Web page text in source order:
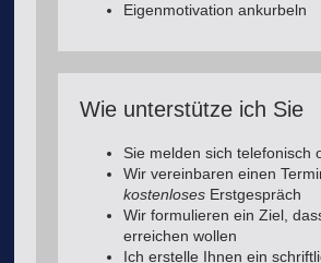
Eigenmotivation ankurbeln
Wie unterstütze ich Sie
Sie melden sich telefonisch
Wir vereinbaren einen
kostenloses Erstgespräch
Wir formulieren ein Ziel,
erreichen wollen
Ich erstelle Ihnen ein